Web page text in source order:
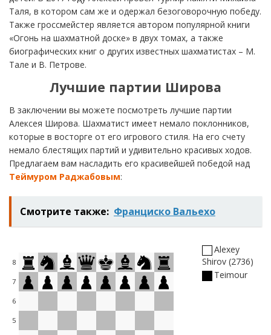
Таля, в котором сам же и одержал безоговорочную победу.
Также гроссмейстер является автором популярной книги
«Огонь на шахматной доске» в двух томах, а также
биографических книг о других известных шахматистах – М.
Тале и В. Петрове.
Лучшие партии Широва
В заключении вы можете посмотреть лучшие партии
Алексея Широва. Шахматист имеет немало поклонников,
которые в восторге от его игрового стиля. На его счету
немало блестящих партий и удивительно красивых ходов.
Предлагаем вам насладить его красивейшей победой над
Теймуром Раджабовым:
Смотрите также: Франциско Вальехо
8
7
6
5
Alexey
Shirov 2736
Teimour